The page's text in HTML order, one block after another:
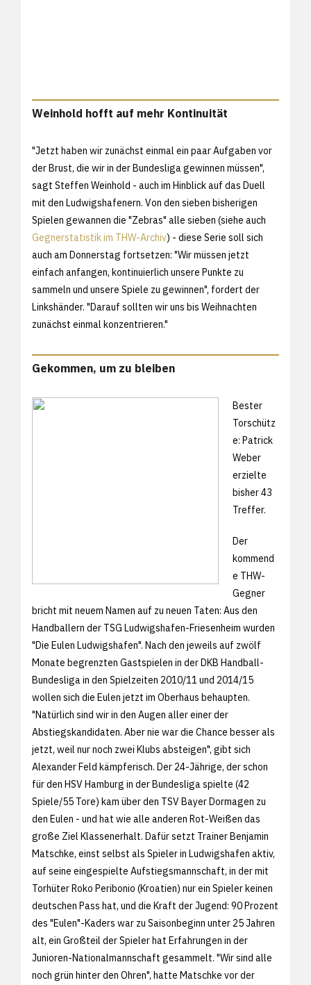
Weinhold hofft auf mehr Kontinuität
"Jetzt haben wir zunächst einmal ein paar Aufgaben vor
der Brust, die wir in der Bundesliga gewinnen müssen",
sagt Steffen Weinhold - auch im Hinblick auf das Duell
mit den Ludwigshafenern. Von den sieben bisherigen
Spielen gewannen die "Zebras" alle sieben (siehe auch
Gegnerstatistik im THW-Archiv) - diese Serie soll sich
auch am Donnerstag fortsetzen: "Wir müssen jetzt
einfach anfangen, kontinuierlich unsere Punkte zu
sammeln und unsere Spiele zu gewinnen", fordert der
Linkshänder. "Darauf sollten wir uns bis Weihnachten
zunächst einmal konzentrieren."
Gekommen, um zu bleiben
Bester
Torschütz
e: Patrick
Weber
erzielte
bisher 43
Treffer.
Der
kommend
e THW-
Gegner
bricht mit neuem Namen auf zu neuen Taten: Aus den
Handballern der TSG Ludwigshafen-Friesenheim wurden
"Die Eulen Ludwigshafen". Nach den jeweils auf zwölf
Monate begrenzten Gastspielen in der DKB Handball-
Bundesliga in den Spielzeiten 2010/11 und 2014/15
wollen sich die Eulen jetzt im Oberhaus behaupten.
"Natürlich sind wir in den Augen aller einer der
Abstiegskandidaten. Aber nie war die Chance besser als
jetzt, weil nur noch zwei Klubs absteigen", gibt sich
Alexander Feld kämpferisch. Der 24-Jährige, der schon
für den HSV Hamburg in der Bundesliga spielte (42
Spiele/55 Tore) kam über den TSV Bayer Dormagen zu
den Eulen - und hat wie alle anderen Rot-Weißen das
große Ziel Klassenerhalt. Dafür setzt Trainer Benjamin
Matschke, einst selbst als Spieler in Ludwigshafen aktiv,
auf seine eingespielte Aufstiegsmannschaft, in der mit
Torhüter Roko Peribonio (Kroatien) nur ein Spieler keinen
deutschen Pass hat, und die Kraft der Jugend: 90 Prozent
des "Eulen"-Kaders war zu Saisonbeginn unter 25 Jahren
alt, ein Großteil der Spieler hat Erfahrungen in der
Junioren-Nationalmannschaft gesammelt. "Wir sind alle
noch grün hinter den Ohren", hatte Matschke vor der